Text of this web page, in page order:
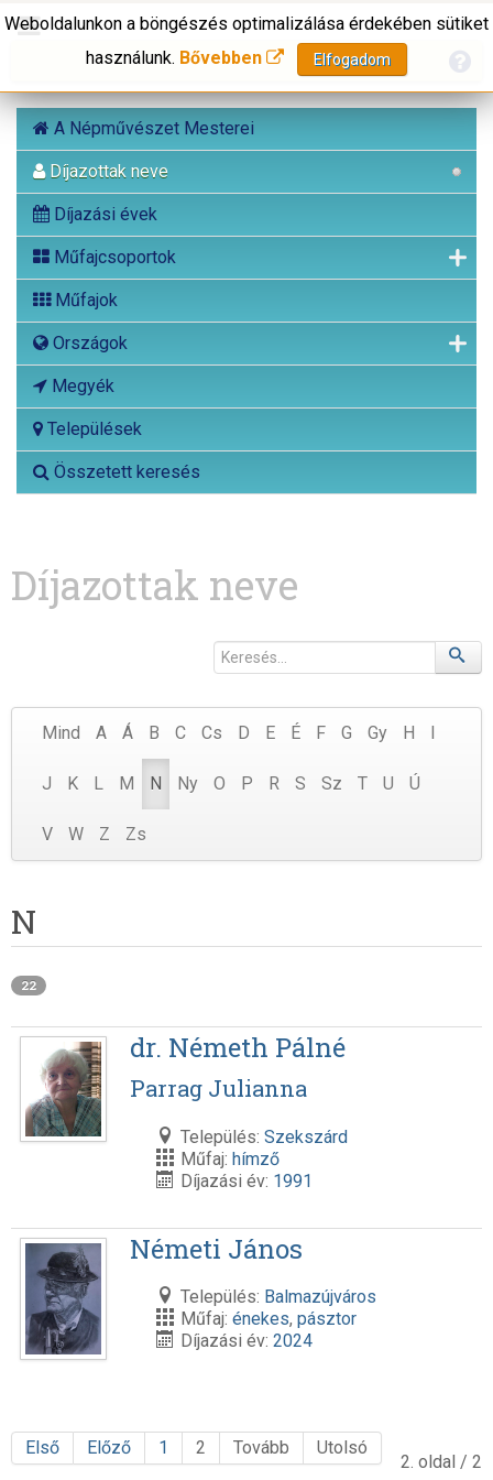
A Népművészet Mesterei
Díjazottak neve
Díjazási évek
Műfajcsoportok
Műfajok
Országok
Megyék
Települések
Összetett keresés
Weboldalunkon a böngészés optimalizálása érdekében sütiket
használunk. Bővebben Elfogadom
Díjazottak neve
Mind A Á B C Cs D E É F G Gy H
J K L M N Ny O P R S Sz T U Ú
V W Z Zs
N
22
dr. Németh Pálné
Parrag Julianna
Település: Szekszárd
Műfaj: hímző
Díjazási év: 1991
Németi János
Település: Balmazújváros
Műfaj: énekes, pásztor
Díjazási év: 2024
2. oldal / 2
Első Előző 1 2 Tovább Utolsó